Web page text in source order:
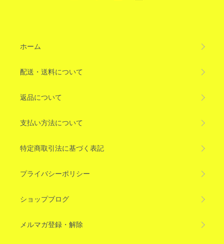
ホーム
配送・送料について
返品について
支払い方法について
特定商取引法に基づく表記
プライバシーポリシー
ショップブログ
メルマガ登録・解除